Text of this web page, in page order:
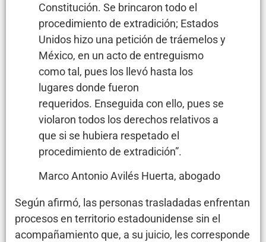
Constitución. Se brincaron todo el
procedimiento de extradición; Estados
Unidos hizo una petición de tráemelos y
México, en un acto de entreguismo
como tal, pues los llevó hasta los
lugares donde fueron
requeridos. Enseguida con ello, pues se
violaron todos los derechos relativos a
que si se hubiera respetado el
procedimiento de extradición”.
Marco Antonio Avilés Huerta, abogado
Según afirmó, las personas trasladadas enfrentan
procesos en territorio estadounidense sin el
acompañamiento que, a su juicio, les corresponde